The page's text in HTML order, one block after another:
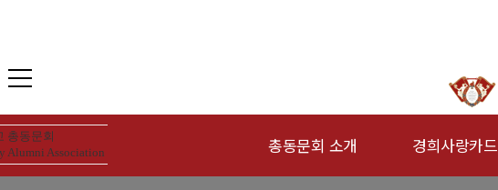
총동문회 소개 경희사랑카드
총동문회
Alumni Association